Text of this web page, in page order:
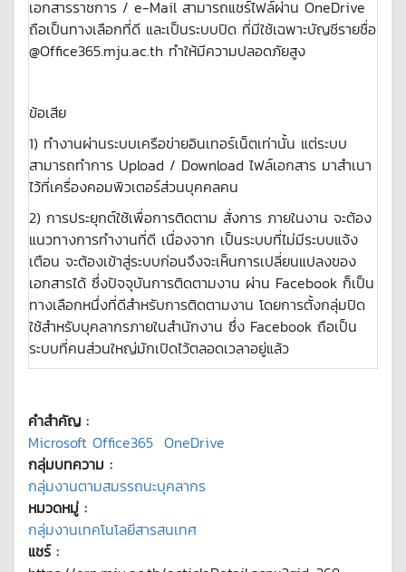
เอกสารราชการ / e-Mail สามารถแชร์ไฟล์ผ่าน OneDrive
ถือเป็นทางเลือกที่ดี และเป็นระบบปิด ที่มีใช้เฉพาะบัญชีรายชื่อ
@Office365.mju.ac.th ทำให้มีความปลอดภัยสูง
ข้อเสีย
1) ทำงานผ่านระบบเครือข่ายอินเทอร์เน็ตเท่านั้น แต่ระบบ
สามารถทำการ Upload / Download ไฟล์เอกสาร มาสำเนา
ไว้ที่เครื่องคอมพิวเตอร์ส่วนบุคคลคน
2) การประยุกต์ใช้เพื่อการติดตาม สั่งการ ภายในงาน จะต้อง
แนวทางการทำงานที่ดี เนื่องจาก เป็นระบบที่ไม่มีระบบแจ้ง
เตือน จะต้องเข้าสู่ระบบก่อนจึงจะเห็นการเปลี่ยนแปลงของ
เอกสารได้ ซึ่งปัจจุบันการติดตามงาน ผ่าน Facebook ก็เป็น
ทางเลือกหนึ่งที่ดีสำหรับการติดตามงาน โดยการตั้งกลุ่มปิด
ใช้สำหรับบุคลากรภายในสำนักงาน ซึ่ง Facebook ถือเป็น
ระบบที่คนส่วนใหญ่มักเปิดไว้ตลอดเวลาอยู่แล้ว
คำสำคัญ :
Microsoft Office365 OneDrive
กลุ่มบทความ :
กลุ่มงานตามสมรรถนะบุคลากร
หมวดหมู่ :
กลุ่มงานเทคโนโลยีสารสนเทศ
แชร์ :